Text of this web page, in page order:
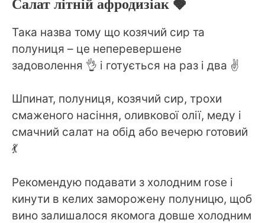
Салат літній афродизіак 🍓
Така назва тому що козячий сир та
полуниця – це неперевершене
задоволення 👌 і готується на раз і два ✌️
Шпинат, полуниця, козячий сир, трохи
смаженого насіння, оливкової олії, меду і
смачний салат на обід або вечерю готовий
💃
Рекомендую подавати з холодним rose і
кинути в келих заморожену полуницю, щоб
вино залишалося якомога довше холодним